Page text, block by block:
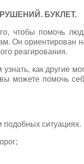
БУКЛЕТ.
чтобы помочь
Он ориентирован
реагирования.
как другие
можете помочь
ситуациях.